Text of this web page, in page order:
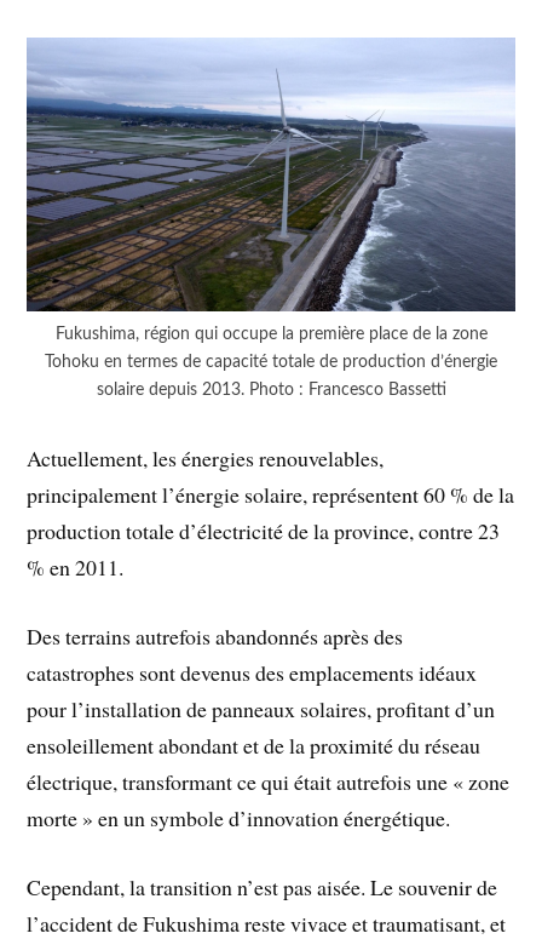
Fukushima, région qui occupe la première place de la zone
Tohoku en termes de capacité totale de production d’énergie
solaire depuis 2013. Photo : Francesco Bassetti
Actuellement, les énergies renouvelables,
principalement l’énergie solaire, représentent 60 % de la
production totale d’électricité de la province, contre 23
% en 2011.
Des terrains autrefois abandonnés après des
catastrophes sont devenus des emplacements idéaux
pour l’installation de panneaux solaires, profitant d’un
ensoleillement abondant et de la proximité du réseau
électrique, transformant ce qui était autrefois une « zone
morte » en un symbole d’innovation énergétique.
Cependant, la transition n’est pas aisée. Le souvenir de
l’accident de Fukushima reste vivace et traumatisant, et